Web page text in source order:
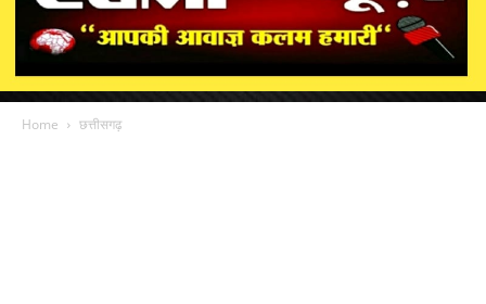
Home छत्तीसगढ़